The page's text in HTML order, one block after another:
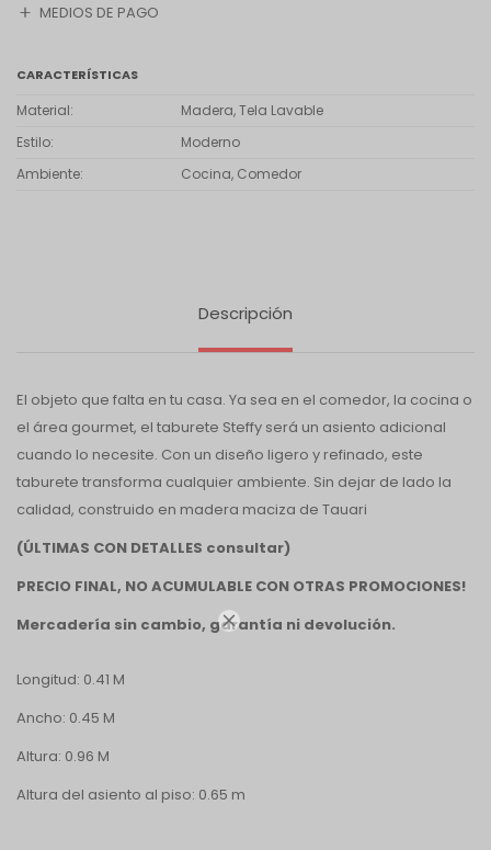

MEDIOS DE PAGO
CARACTERÍSTICAS
Material
Madera, Tela Lavable
Estilo
Moderno
Ambiente
Cocina, Comedor
Descripción
El objeto que falta en tu casa. Ya sea en el comedor, la cocina o
el área gourmet, el taburete Steffy será un asiento adicional
cuando lo necesite. Con un diseño ligero y refinado, este
taburete transforma cualquier ambiente. Sin dejar de lado la
calidad, construido en madera maciza de Tauari
(ÚLTIMAS CON DETALLES consultar)
PRECIO FINAL, NO ACUMULABLE CON OTRAS PROMOCIONES!
Mercadería sin cambio, garantía ni devolución.
Longitud: 0.41 M
Ancho: 0.45 M
Altura: 0.96 M
Altura del asiento al piso: 0.65 m